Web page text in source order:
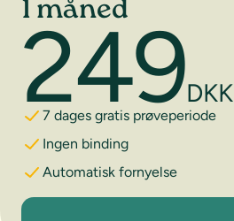
1 måned
249DKK
7 dages gratis prøveperiode
Ingen binding
Automatisk fornyelse
1 måned